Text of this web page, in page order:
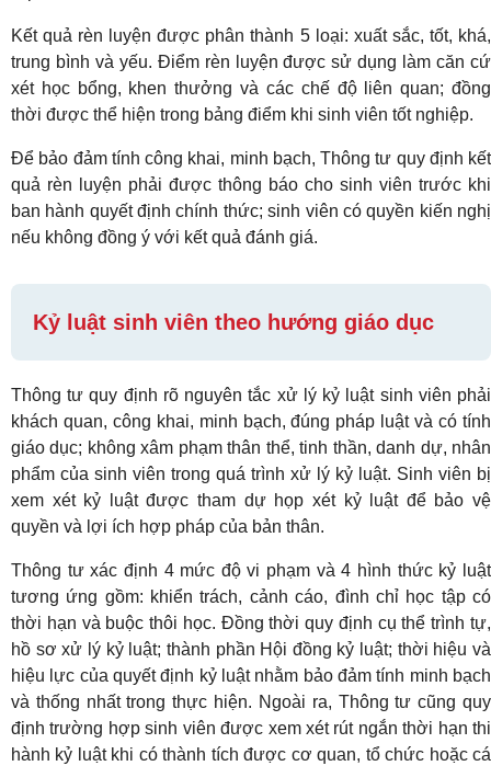
Kết quả rèn luyện được phân thành 5 loại: xuất sắc, tốt, khá,
trung bình và yếu. Điểm rèn luyện được sử dụng làm căn cứ
xét học bổng, khen thưởng và các chế độ liên quan; đồng
thời được thể hiện trong bảng điểm khi sinh viên tốt nghiệp.
Để bảo đảm tính công khai, minh bạch, Thông tư quy định kết
quả rèn luyện phải được thông báo cho sinh viên trước khi
ban hành quyết định chính thức; sinh viên có quyền kiến nghị
nếu không đồng ý với kết quả đánh giá.
Kỷ luật sinh viên theo hướng giáo dục
Thông tư quy định rõ nguyên tắc xử lý kỷ luật sinh viên phải
khách quan, công khai, minh bạch, đúng pháp luật và có tính
giáo dục; không xâm phạm thân thể, tinh thần, danh dự, nhân
phẩm của sinh viên trong quá trình xử lý kỷ luật. Sinh viên bị
xem xét kỷ luật được tham dự họp xét kỷ luật để bảo vệ
quyền và lợi ích hợp pháp của bản thân.
Thông tư xác định 4 mức độ vi phạm và 4 hình thức kỷ luật
tương ứng gồm: khiển trách, cảnh cáo, đình chỉ học tập có
thời hạn và buộc thôi học. Đồng thời quy định cụ thể trình tự,
hồ sơ xử lý kỷ luật; thành phần Hội đồng kỷ luật; thời hiệu và
hiệu lực của quyết định kỷ luật nhằm bảo đảm tính minh bạch
và thống nhất trong thực hiện. Ngoài ra, Thông tư cũng quy
định trường hợp sinh viên được xem xét rút ngắn thời hạn thi
hành kỷ luật khi có thành tích được cơ quan, tổ chức hoặc cá